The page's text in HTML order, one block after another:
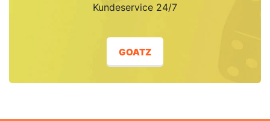
Kundeservice 24/7
GOATZ